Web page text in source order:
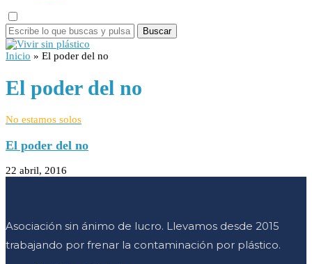
Buscar
Inicio » El poder del no
El poder del no
No estamos solos
El poder del no
22 abril, 2016
Asociación sin ánimo de lucro. Llevamos desde 2015
trabajando por frenar la contaminación por plástico.